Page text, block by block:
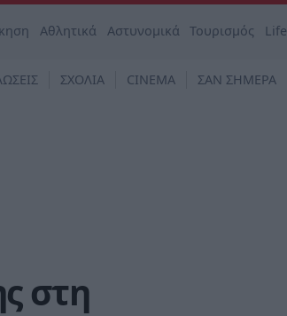
Αθλητικά Αστυνομικά Τουρισμός Life
ΣΧΟΛΙΑ CINEMA ΣΑΝ ΣΗΜΕΡΑ
στη